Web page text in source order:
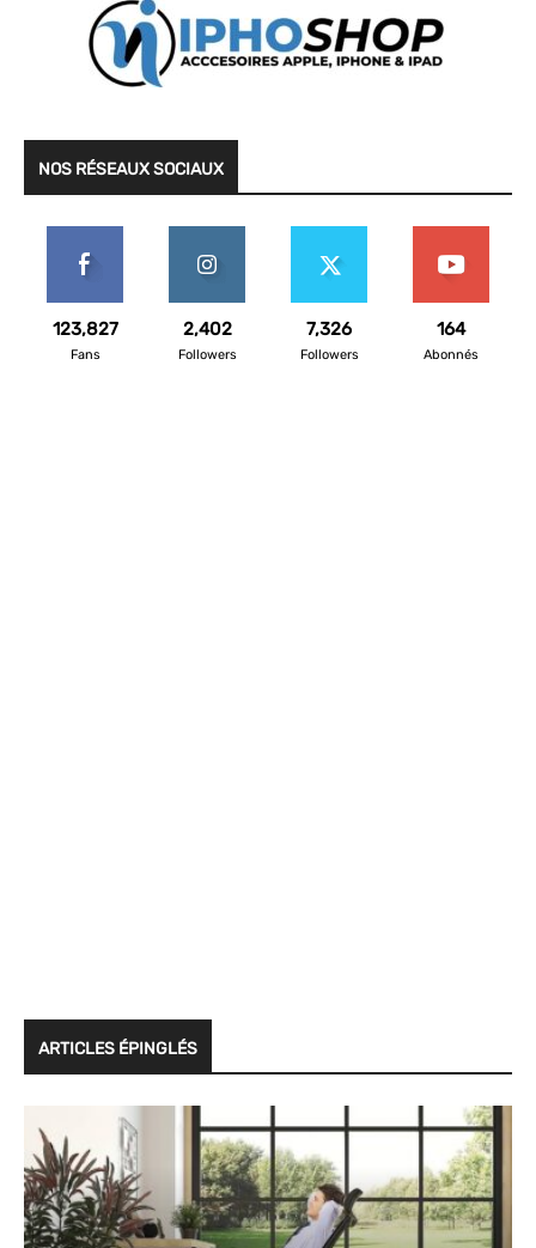
NOS RÉSEAUX SOCIAUX
123,827
Fans
2,402
Followers
7,326
Followers
164
Abonnés
ARTICLES ÉPINGLÉS